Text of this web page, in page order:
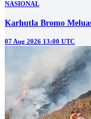
NASIONAL
Karhutla Bromo
07 Aug 2026 13:00 UTC